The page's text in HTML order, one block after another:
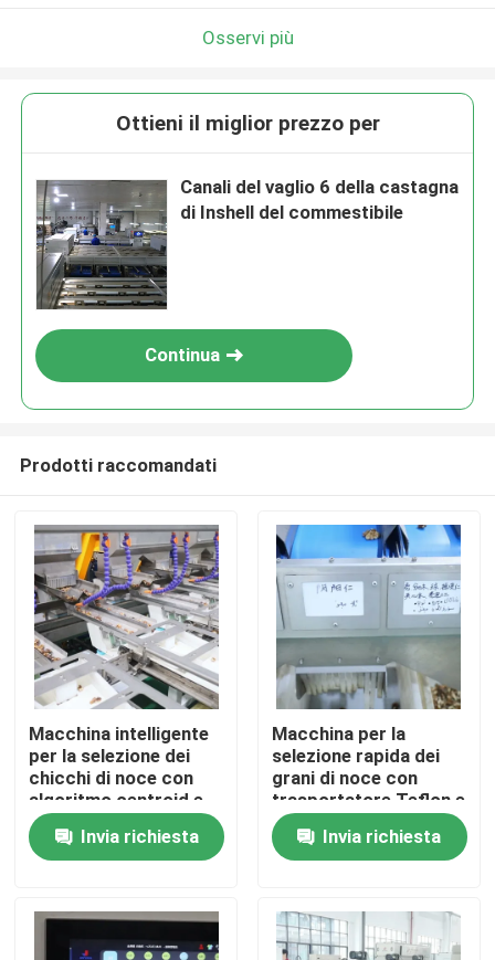
Casa
Video
Osservi più
Ottieni il miglior prezzo per
Canali del vaglio 6 della castagna
di Inshell del commestibile
Continua
Prodotti raccomandati
Macchina intelligente
per la selezione dei
chicchi di noce con
algoritmo centroid e
valvola solenoide ad
alta frequenza, che
rimuove i contaminanti
rendimento a 280-360
Invia richiesta
Macchina per la
selezione rapida dei
grani di noce con
trasportatore Teflon e
pulizia in tempo reale,
che consente una
selezione sicura per
registri di
classificazione
rintracciabili a 280-
Invia richiesta